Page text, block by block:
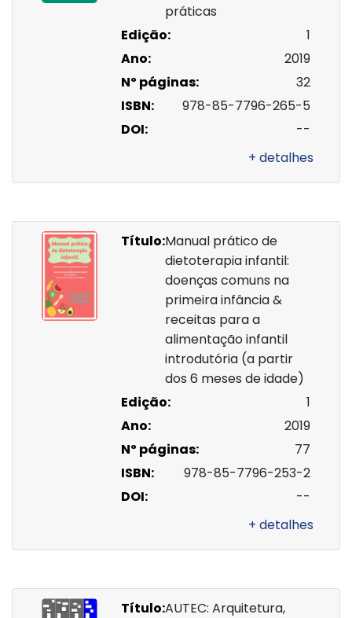
práticas
Edição:
1
Ano:
2019
Nº páginas:
32
ISBN:
978-85-7796-265-5
DOI:
--
+ detalhes
Título:Manual prático de
dietoterapia infantil:
doenças comuns na
primeira infância &
receitas para a
alimentação infantil
introdutória (a partir
dos 6 meses de idade)
Edição:
1
Ano:
2019
Nº páginas:
77
ISBN:
978-85-7796-253-2
DOI:
--
+ detalhes
Título:AUTEC: Arquitetura,